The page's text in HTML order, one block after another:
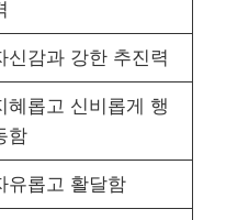
신감과 강한 추진력
혜롭고 신비롭게 행
함
유롭고 활달함